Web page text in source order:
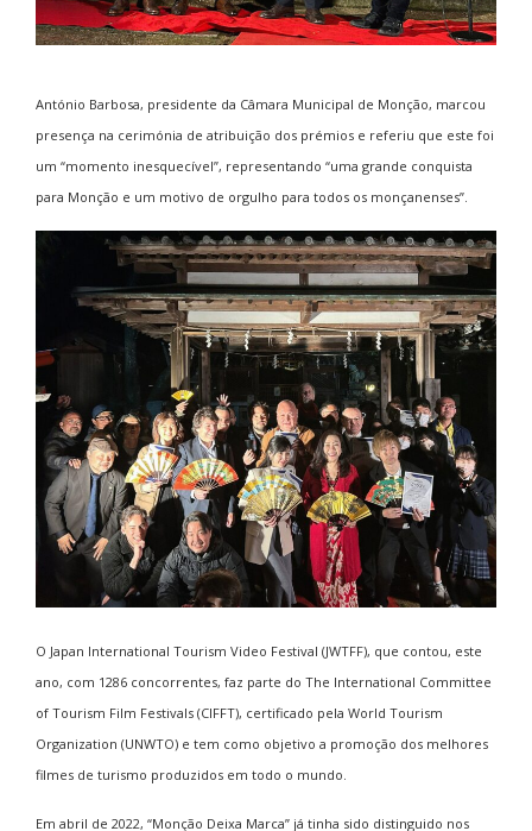
António Barbosa, presidente da Câmara Municipal de Monção, marcou
presença na cerimónia de atribuição dos prémios e referiu que este foi
um “momento inesquecível”, representando “uma grande conquista
para Monção e um motivo de orgulho para todos os monçanenses”.
O Japan International Tourism Video Festival (JWTFF), que contou, este
ano, com 1286 concorrentes, faz parte do The International Committee
of Tourism Film Festivals (CIFFT), certificado pela World Tourism
Organization (UNWTO) e tem como objetivo a promoção dos melhores
filmes de turismo produzidos em todo o mundo.
Em abril de 2022, “Monção Deixa Marca” já tinha sido distinguido nos